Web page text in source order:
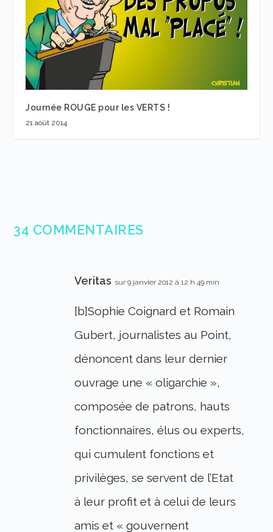
Journée ROUGE pour les VERTS !
21 août 2014
34 COMMENTAIRES
Veritas sur 9 janvier 2012 à 12 h 49 min
[b]Sophie Coignard et Romain
Gubert, journalistes au Point,
dénoncent dans leur dernier
ouvrage une « oligarchie »,
composée de patrons, hauts
fonctionnaires, élus ou experts,
qui cumulent fonctions et
privilèges, se servent de l’Etat
à leur profit et à celui de leurs
amis et « gouvernent